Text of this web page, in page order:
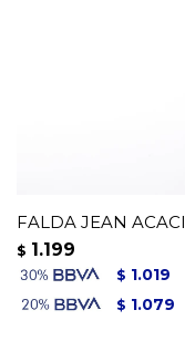
FALDA JEAN
$ 1.199
$ 1.019
$ 1.079